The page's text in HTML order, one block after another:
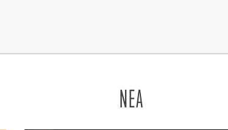
ΝΕΑ